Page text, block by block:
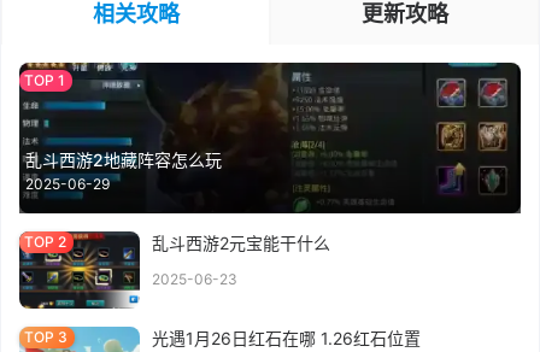
相关攻略 更新攻略
乱斗西游2地藏阵容怎么玩
2025-06-29
乱斗西游2元宝能干什么
2025-06-23
光遇1月26日红石在哪 1.26红石位置